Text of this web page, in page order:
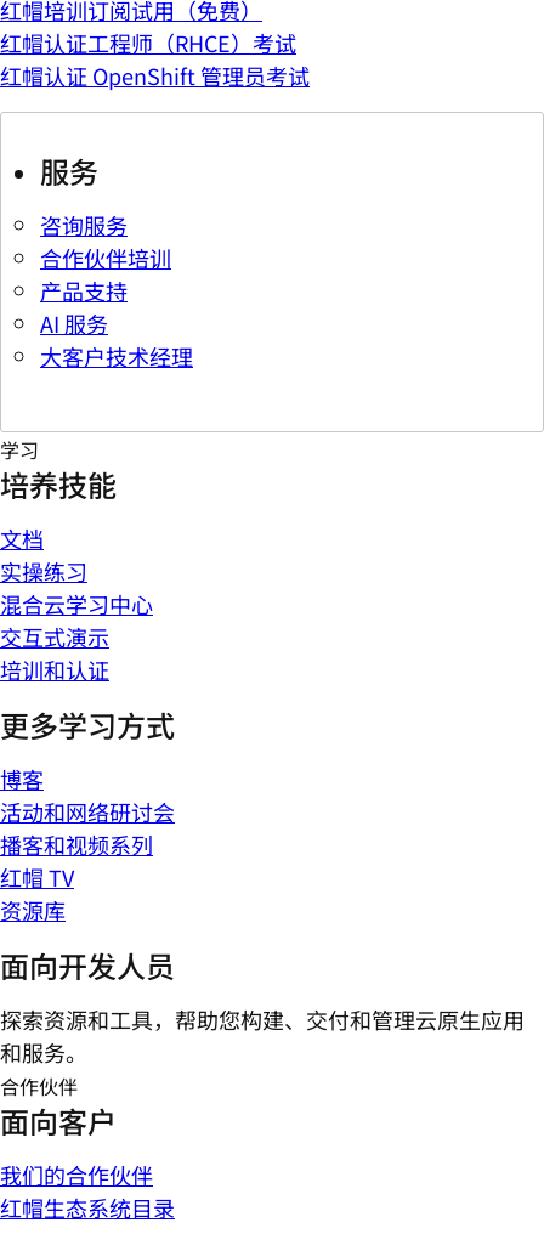
红帽培训订阅试用（免费）
红帽认证工程师（RHCE）考试
红帽认证 OpenShift 管理员考试
服务
咨询服务
合作伙伴培训
产品支持
AI 服务
大客户技术经理
学习
培养技能
文档
实操练习
混合云学习中心
交互式演示
培训和认证
更多学习方式
博客
活动和网络研讨会
播客和视频系列
红帽 TV
资源库
面向开发人员
探索资源和工具，帮助您构建、交付和管理云原生应用
和服务。
合作伙伴
面向客户
我们的合作伙伴
红帽生态系统目录